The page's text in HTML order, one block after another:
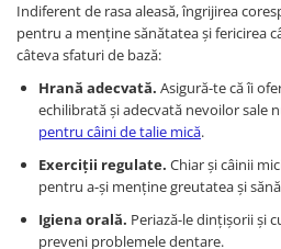
Indiferent de rasa aleasă, îngrijirea
pentru a menține sănătatea și fericirea
câteva sfaturi de bază:
Hrană adecvată. Asigură-te că îi
echilibrată și adecvată nevoilor sale
pentru câini de talie mică.
Exerciții regulate. Chiar și câinii
pentru a-și menține greutatea și
Igiena orală. Periază-le dințișorii și
preveni problemele dentare.